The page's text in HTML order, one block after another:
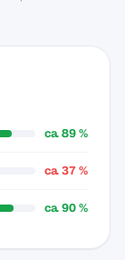
ca. 89 %
ca. 37 %
ca. 90 %